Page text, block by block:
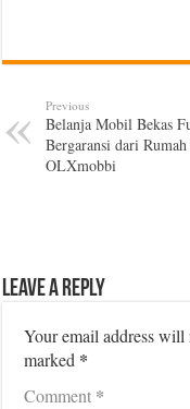
Previous
Belanja Mobil Bekas
Bergaransi dari
OLXmobbi
Leave a Reply
Your email address will
marked *
Comment *